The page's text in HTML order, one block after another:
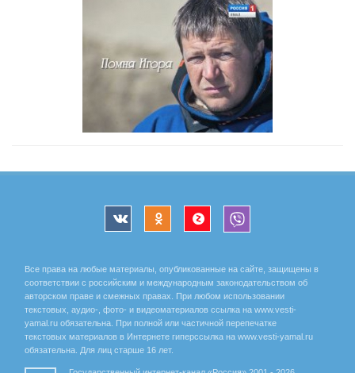
Все права на любые материалы, опубликованные на сайте, защищены в
соответствии с российским и международным законодательством об
авторском праве и смежных правах. При любом использовании
текстовых, аудио-, фото- и видеоматериалов ссылка на www.vesti-
yamal.ru обязательна. При полной или частичной перепечатке
текстовых материалов в Интернете гиперссылка на www.vesti-yamal.ru
обязательна. Для лиц старше 16 лет.